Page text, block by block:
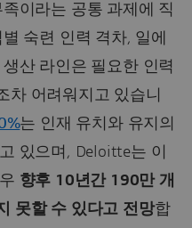
이라는 공통 과제에 직
숙련 인력 격차, 일에
산 라인은 필요한 인력
차 어려워지고 있습니
는 인재 유치와 유지의
있으며, Deloitte는 이
향후 10년간 190만 개
못할 수 있다고 전망합